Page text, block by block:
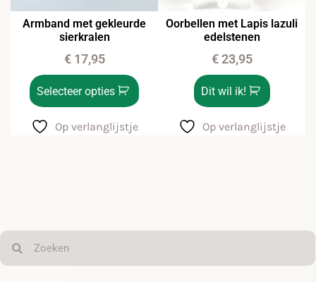
Armband met gekleurde
sierkralen
€17,95
Selecteer opties
Op verlanglijstje
Oorbellen met Lapis lazuli
edelstenen
€23,95
Dit wil ik!
Op verlanglijstje